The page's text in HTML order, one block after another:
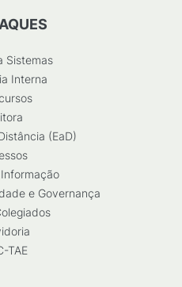
Sistemas
Interna
(EaD)
e Governança
TAE